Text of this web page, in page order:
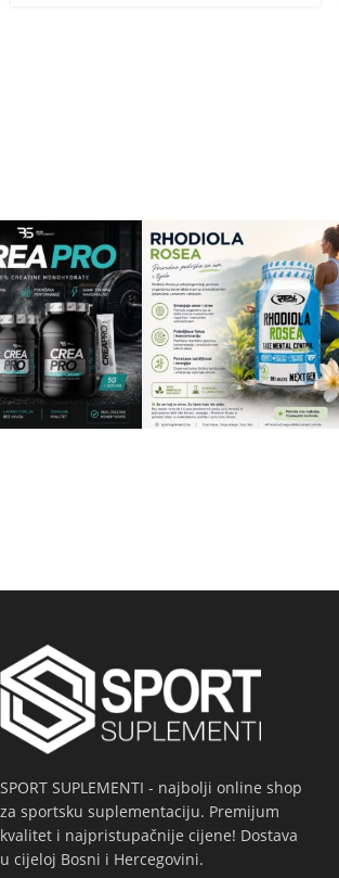
SPORT SUPLEMENTI - najbolji online shop
za sportsku suplementaciju. Premijum
kvalitet i najpristupačnije cijene! Dostava
u cijeloj Bosni i Hercegovini.